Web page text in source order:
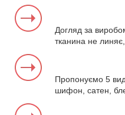
Догляд за
тканина не
Пропонуємо 5
шифон, сатен,